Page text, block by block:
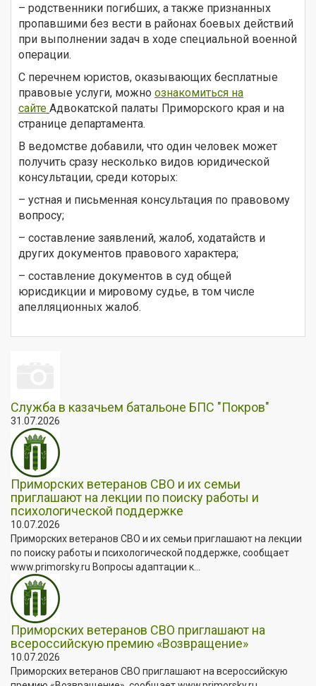
– родственники погибших, а также признанных
пропавшими без вести в районах боевых действий
при выполнении задач в ходе специальной военной
операции.
С перечнем юристов, оказывающих бесплатные
правовые услуги, можно ознакомиться на
сайте Адвокатской палаты Приморского края и на
странице департамента.
В ведомстве добавили, что один человек может
получить сразу несколько видов юридической
консультации, среди которых:
– устная и письменная консультация по правовому
вопросу;
– составление заявлений, жалоб, ходатайств и
других документов правового характера;
– составление документов в суд общей
юрисдикции и мировому судье, в том числе
апелляционных жалоб.
Служба в казачьем батальоне БПС "Покров"
31.07.2026
Приморских ветеранов СВО и их семьи
приглашают на лекции по поиску работы и
психологической поддержке
10.07.2026
Приморских ветеранов СВО и их семьи приглашают на лекции
по поиску работы и психологической поддержке, сообщает
www.primorsky.ru Вопросы адаптации к...
Приморских ветеранов СВО приглашают на
всероссийскую премию «Возвращение»
10.07.2026
Приморских ветеранов СВО приглашают на всероссийскую